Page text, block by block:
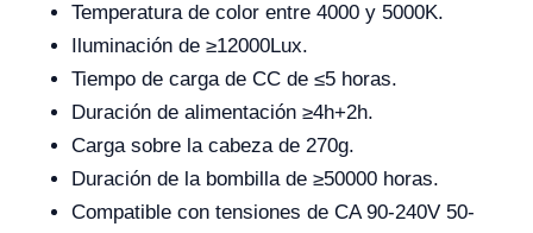
Temperatura de color entre 4000 y 5000K.
Iluminación de ≥12000Lux.
Tiempo de carga de CC de ≤5 horas.
Duración de alimentación ≥4h+2h.
Carga sobre la cabeza de 270g.
Duración de la bombilla de ≥50000 horas.
Compatible con tensiones de CA 90-240V 50-